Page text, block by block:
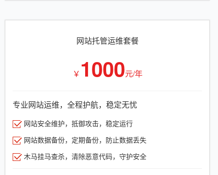
网站托管运维套餐
￥ 1000元/年
专业网站运维，全程护航，稳定无忧
网站安全维护，抵御攻击，稳定运行
网站数据备份，定期备份，防止数据丢失
木马挂马查杀，清除恶意代码，守护安全